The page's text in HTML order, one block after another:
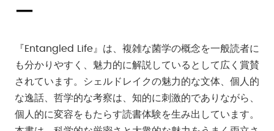
ー
『Entangled Life』は、複雑な菌学の概念を一般読者に
も分かりやすく、魅力的に解説しているとして広く賞賛
されています。シェルドレイクの魅力的な文体、個人的
な逸話、哲学的な考察は、知的に刺激的でありながら、
個人的に変容をもたらす読書体験を生み出しています。